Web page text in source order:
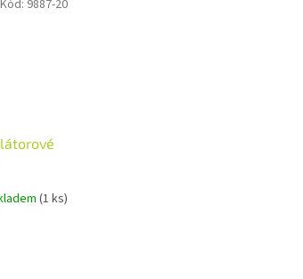
(1 ks)
Kód: 9887-20